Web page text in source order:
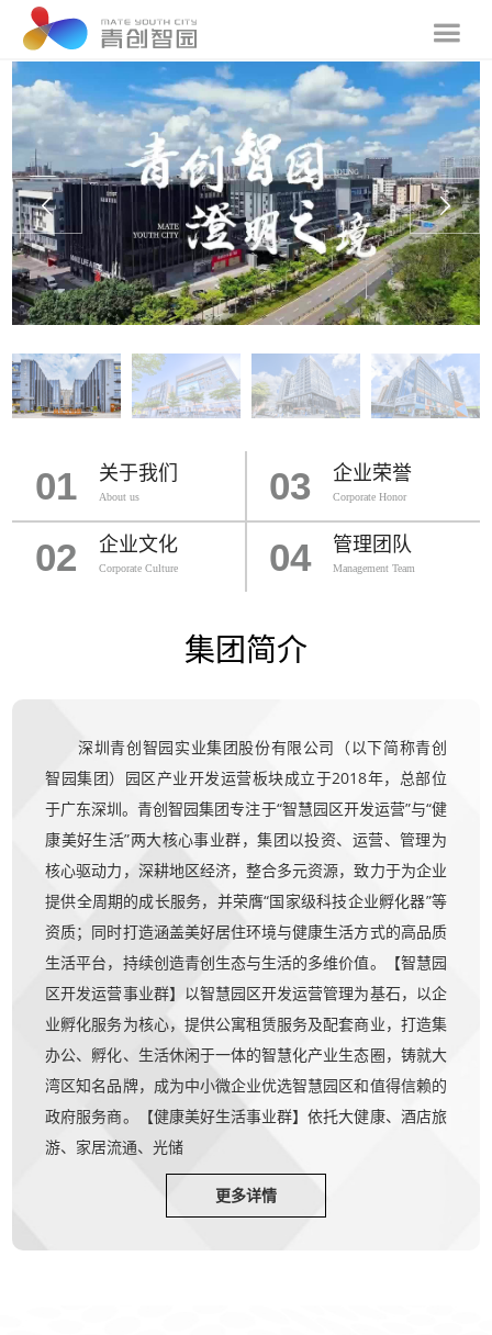
01 关于我们
About us
02 企业文化
Corporate Culture
03 企业荣誉
Corporate Honor
04 管理团队
Management Team
集团简介
深圳青创智园实业集团股份有限公司（以下简称青创
智园集团）园区产业开发运营板块成立于2018年，总部位
于广东深圳。青创智园集团专注于“智慧园区开发运营”与“健
康美好生活”两大核心事业群，集团以投资、运营、管理为
核心驱动力，深耕地区经济，整合多元资源，致力于为企业
提供全周期的成长服务，并荣膺“国家级科技企业孵化器”等
资质；同时打造涵盖美好居住环境与健康生活方式的高品质
生活平台，持续创造青创生态与生活的多维价值。【智慧园
区开发运营事业群】以智慧园区开发运营管理为基石，以企
业孵化服务为核心，提供公寓租赁服务及配套商业，打造集
办公、孵化、生活休闲于一体的智慧化产业生态圈，铸就大
湾区知名品牌，成为中小微企业优选智慧园区和值得信赖的
政府服务商。【健康美好生活事业群】依托大健康、酒店旅
游、家居流通、光储
更多详情